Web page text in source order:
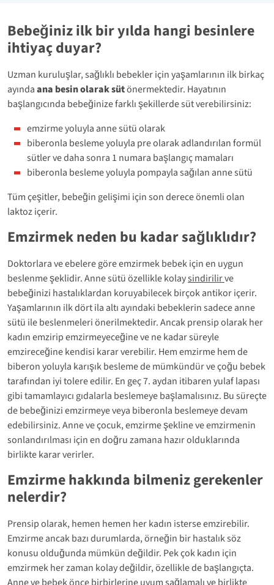
Bebeğiniz ilk bir yılda hangi besinlere
ihtiyaç duyar?
Uzman kuruluşlar, sağlıklı bebekler için yaşamlarının ilk birkaç
ayındaana besin olarak sütönermektedir. Hayatının
başlangıcında bebeğinize farklı şekillerde süt verebilirsiniz:
emzirme yoluyla anne sütü olarak
biberonla besleme yoluyla pre olarak adlandırılan formül
sütler ve daha sonra 1 numara başlangıç mamaları
biberonla besleme yoluyla pompayla sağılan anne sütü
Tüm çeşitler, bebeğin gelişimi için son derece önemli olan
laktoz içerir.
Emzirmek neden bu kadar sağlıklıdır?
Doktorlara ve ebelere göre emzirmek bebek için en uygun
beslenme şeklidir. Anne sütü özellikle kolaysindirilirve
bebeğinizi hastalıklardan koruyabilecek birçok antikor içerir.
Yaşamlarının ilk dört ila altı ayındaki bebeklerin sadece anne
sütü ile beslenmeleri önerilmektedir. Ancak prensip olarak her
kadın emzirip emzirmeyeceğine ve ne kadar süreyle
emzireceğine kendisi karar verebilir. Hem emzirme hem de
biberon yoluyla karışık besleme de mümkündür ve çoğu bebek
tarafından iyi tolere edilir. En geç 7. aydan itibaren yulaf lapası
gibi tamamlayıcı gıdalarla beslemeye başlamalısınız. Bu süreçte
de bebeğinizi emzirmeye veya biberonla beslemeye devam
edebilirsiniz. Anne ve çocuk, emzirme şekline ve emzirmenin
sonlandırılması için en doğru zamana hazır olduklarında
birlikte karar verirler.
Emzirme hakkında bilmeniz gerekenler
nelerdir?
Prensip olarak, hemen hemen her kadın isterse emzirebilir.
Emzirme ancak bazı durumlarda, örneğin bir hastalık söz
konusu olduğunda mümkün değildir. Pek çok kadın için
emzirmek her zaman kolay değildir, özellikle de başlangıçta.
Anne ve bebek önce birbirlerine uyum sağlamalı ve birlikte